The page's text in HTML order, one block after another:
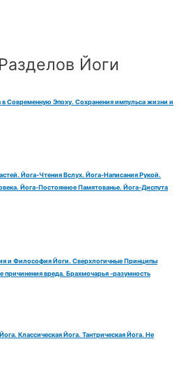
Йоги
Современную Эпоху. Сохранения импульса жизни и
Йога-Чтения Вслух. Йога-Написания Рукой.
Йога-Постоянное Памятованье. Йога-Диспута
и Философия Йоги. Сверхлогичные Принципы
вреда. Брахмочарья -разумность
Классическая Йога. Тантрическая Йога. Не